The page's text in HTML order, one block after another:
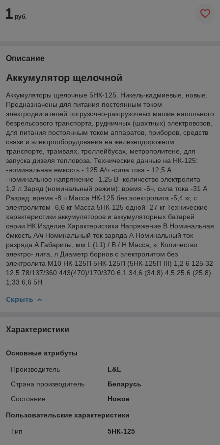
1 руб.
Описание
Аккумулятор щелочной
Аккумуляторы щелочные 5НК-125. Никель-кадмиевые, новые.
Предназначены для питания постоянным током
электродвигателей погрузочно-разгрузочных машин напольного
безрельсового транспорта, рудничных (шахтных) электровозов,
для питания постоянным током аппаратов, приборов, средств
связи и электрооборудования на железнодорожном
транспорте, трамваях, троллейбусах, метрополитене, для
запуска дизеля тепловоза. Технические данные на НК-125:
-номинальная емкость - 125 А/ч -сила тока - 12,5 А
-номинальное напряжение -1,25 В -количество электролита -
1,2 л Заряд (номинальный режим): время -6ч, сила тока -31 А
Разряд: время -8 ч Масса НК-125 без электролита -5,4 кг, с
электролитом -6,6 кг Масса 5НК-125 одной -27 кг Технические
характеристики аккумуляторов и аккумуляторных батарей
серии НК Изделие Характеристики Напряжение В Номинальная
ёмкость А/ч Номинальный ток заряда А Номинальный ток
разряда А Габариты, мм L (L1) / B / H Масса, кг Количество
электро- лита, л Диаметр борнов с электролитом без
электролита М10 НК-125П 5НК-125П (5НК-125П III) 1,2 6 125 32
12,5 78/137/360 443(470)/170/370 6,1 34,6 (34,8) 4,5 25,6 (25,8)
1,33 6,6 5Н
Скрыть
Характеристики
Основные атрибуты
Производитель
L&L
Страна производитель
Беларусь
Состояние
Новое
Пользовательские характеристики
Тип 5НК-125